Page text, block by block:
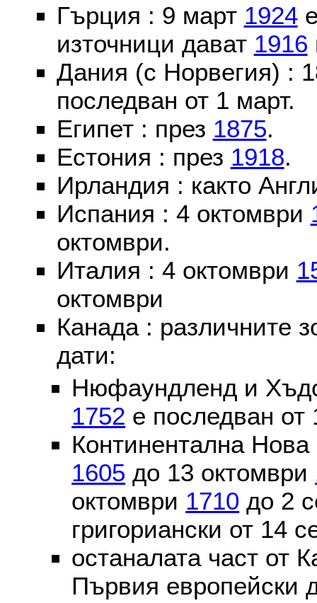
Гърция : 9 март 1924е
източници дават 1916
Дания (с Норвегия) :
последван от 1 март.
Египет : през 1875.
Естония : през 1918.
Ирландия : както
Испания : 4 октомври
октомври.
Италия : 4 октомври
октомври
Канада : различните
дати:
Нюфаундленд и
1752 е последван от
Континентална
1605 до 13 октомври
октомври 1710 до 2
григориански от 14
останалата част от
Първия европейски